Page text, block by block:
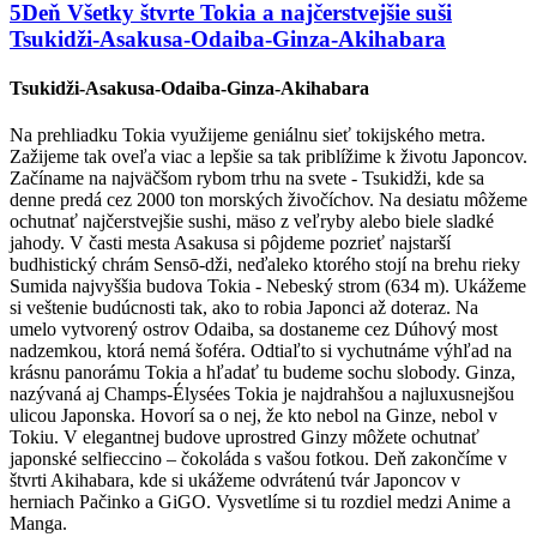
5Deň Všetky štvrte Tokia a najčerstvejšie suši
Tsukidži-Asakusa-Odaiba-Ginza-Akihabara
Tsukidži-Asakusa-Odaiba-Ginza-Akihabara
Na prehliadku Tokia využijeme geniálnu sieť tokijského metra.
Zažijeme tak oveľa viac a lepšie sa tak priblížime k životu Japoncov.
Začíname na najväčšom rybom trhu na svete - Tsukidži, kde sa
denne predá cez 2000 ton morských živočíchov. Na desiatu môžeme
ochutnať najčerstvejšie sushi, mäso z veľryby alebo biele sladké
jahody. V časti mesta Asakusa si pôjdeme pozrieť najstarší
budhistický chrám Sensō-dži, neďaleko ktorého stojí na brehu rieky
Sumida najvyššia budova Tokia - Nebeský strom (634 m). Ukážeme
si veštenie budúcnosti tak, ako to robia Japonci až doteraz. Na
umelo vytvorený ostrov Odaiba, sa dostaneme cez Dúhový most
nadzemkou, ktorá nemá šoféra. Odtiaľto si vychutnáme výhľad na
krásnu panorámu Tokia a hľadať tu budeme sochu slobody. Ginza,
nazývaná aj Champs-Élysées Tokia je najdrahšou a najluxusnejšou
ulicou Japonska. Hovorí sa o nej, že kto nebol na Ginze, nebol v
Tokiu. V elegantnej budove uprostred Ginzy môžete ochutnať
japonské selfieccino – čokoláda s vašou fotkou. Deň zakončíme v
štvrti Akihabara, kde si ukážeme odvrátenú tvár Japoncov v
herniach Pačinko a GiGO. Vysvetlíme si tu rozdiel medzi Anime a
Manga.